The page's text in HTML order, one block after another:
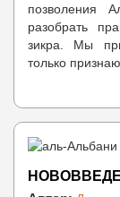
позволения
разобрать
зикра. Мы
только